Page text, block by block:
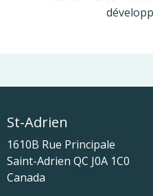
St-Adrien
1610B Rue Principale
Saint-Adrien QC J0A 1C0
Canada